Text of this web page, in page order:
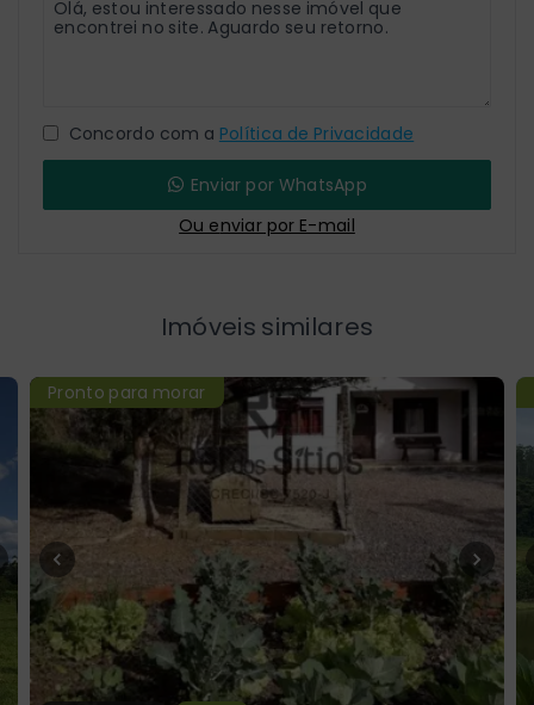
Concordo com a Política de Privacidade
Enviar por WhatsApp
Ou enviar por E-mail
Imóveis similares
Pronto para morar